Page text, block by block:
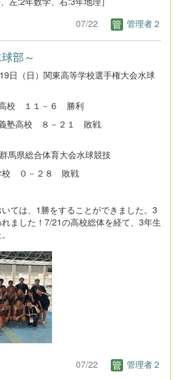
07/22
管理者２
部～
日（日）関東高等学校選手権大会水球
高校 １１－６ 勝利
塾高校 ８－２１ 敗戦
馬県総合体育大会水球競技
校 ０－２８ 敗戦
ては、1勝をすることができました。3
ました！7/21の高校総体を経て、3年生
07/22 管理者２